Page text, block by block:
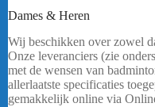
Dames & Heren
Wij beschikken over zowel
Onze leveranciers (zie
met de wensen van
allerlaatste specificaties
gemakkelijk online via